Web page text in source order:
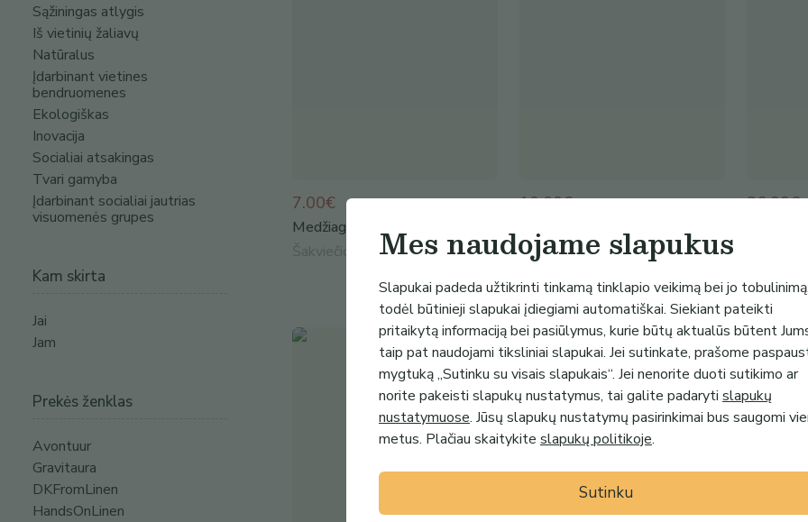
Sąžiningas atlygis
Iš vietinių žaliavų
Natūralus
Įdarbinant vietines
bendruomenes
Ekologiškas
Inovacija
Socialiai atsakingas
Tvari gamyba
Įdarbinant socialiai jautrias
visuomenės grupes
Kam skirta
Jai
Jam
Prekės ženklas
Avontuur
Gravitaura
DKFromLinen
HandsOnLinen
7.00€
Medžiaginiai mašeliai
Šakviečio kūrybinės dirbtuvės
10.00€
Levanderija
36.99€
Mes naudojame slapukus
Slapukai padeda užtikrinti tinkamą tinklapio veikimą bei jo
todėl būtinieji slapukai įdiegiami automatiškai. Siekiant pateikti
pritaikytą informaciją bei pasiūlymus, kurie būtų aktualūs būtent
taip pat naudojami tiksliniai slapukai. Jei sutinkate, prašome
mygtuką „Sutinku su visais slapukais“. Jei nenorite duoti sutikimo ar
norite pakeisti slapukų nustatymus, tai galite padaryti slapukų
nustatymuose. Jūsų slapukų nustatymų pasirinkimai bus saugomi
metus. Plačiau skaitykite slapukų politikoje.
Sutinku